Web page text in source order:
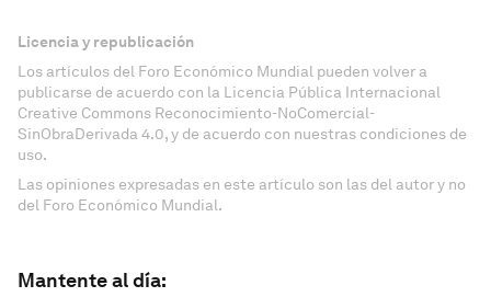
Licencia y republicación
Los artículos del Foro Económico Mundial pueden volver a
publicarse de acuerdo con la Licencia Pública Internacional
Creative Commons Reconocimiento-NoComercial-
SinObraDerivada 4.0, y de acuerdo con nuestras condiciones de
uso.
Las opiniones expresadas en este artículo son las del autor y no
del Foro Económico Mundial.
Mantente al día: